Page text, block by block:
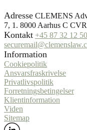
Adresse CLEMENS
7, 1. 8000 Aarhus C
Kontakt +45 87 32 12 50
Information
Cookiepolitik
Ansvarsfraskrivelse
Privatlivspolitik
Forretningsbetingelser
Klientinformation
Viden
Sitemap